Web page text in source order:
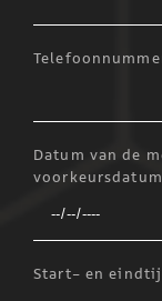
Datum van de
Start- en